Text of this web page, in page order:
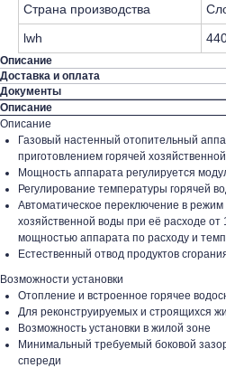
Страна производства
lwh
Описание
Доставка и оплата
Документы
Описание
Описание
Газовый настенный отопительный
приготовлением горячей
Мощность аппарата регулируется
Регулирование температуры горячей
Автоматическое переключение в режим
хозяйственной воды при её расходе от
мощностью аппарата по расходу и
Естественный отвод продуктов
Возможности установки
Отопление и встроенное горячее
Для реконструируемых и строящихся
Возможность установки в жилой зоне
Минимальный требуемый боковой
спереди